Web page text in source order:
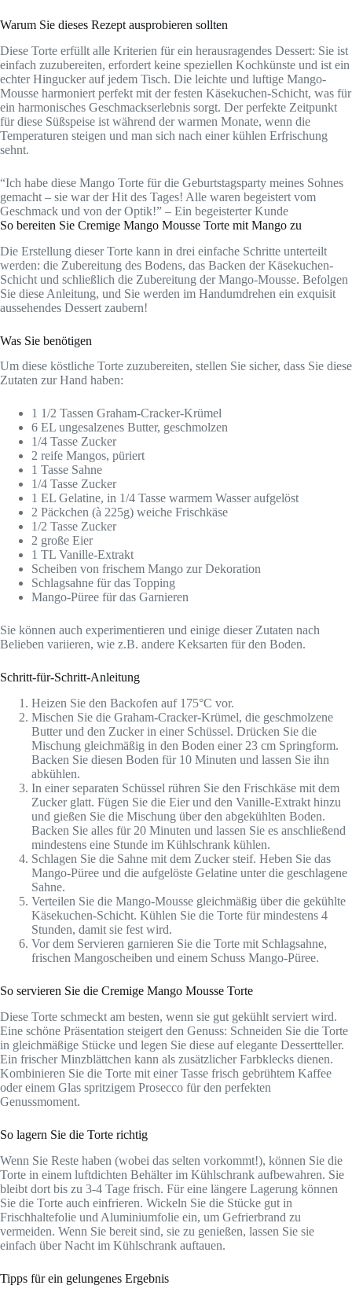
Warum Sie dieses Rezept ausprobieren sollten
Diese Torte erfüllt alle Kriterien für ein herausragendes Dessert: Sie ist
einfach zuzubereiten, erfordert keine speziellen Kochkünste und ist ein
echter Hingucker auf jedem Tisch. Die leichte und luftige Mango-
Mousse harmoniert perfekt mit der festen Käsekuchen-Schicht, was für
ein harmonisches Geschmackserlebnis sorgt. Der perfekte Zeitpunkt
für diese Süßspeise ist während der warmen Monate, wenn die
Temperaturen steigen und man sich nach einer kühlen Erfrischung
sehnt.
“Ich habe diese Mango Torte für die Geburtstagsparty meines Sohnes
gemacht – sie war der Hit des Tages! Alle waren begeistert vom
Geschmack und von der Optik!” – Ein begeisterter Kunde
So bereiten Sie Cremige Mango Mousse Torte mit Mango zu
Die Erstellung dieser Torte kann in drei einfache Schritte unterteilt
werden: die Zubereitung des Bodens, das Backen der Käsekuchen-
Schicht und schließlich die Zubereitung der Mango-Mousse. Befolgen
Sie diese Anleitung, und Sie werden im Handumdrehen ein exquisit
aussehendes Dessert zaubern!
Was Sie benötigen
Um diese köstliche Torte zuzubereiten, stellen Sie sicher, dass Sie diese
Zutaten zur Hand haben:
1 1/2 Tassen Graham-Cracker-Krümel
6 EL ungesalzenes Butter, geschmolzen
1/4 Tasse Zucker
2 reife Mangos, püriert
1 Tasse Sahne
1/4 Tasse Zucker
1 EL Gelatine, in 1/4 Tasse warmem Wasser aufgelöst
2 Päckchen (à 225g) weiche Frischkäse
1/2 Tasse Zucker
2 große Eier
1 TL Vanille-Extrakt
Scheiben von frischem Mango zur Dekoration
Schlagsahne für das Topping
Mango-Püree für das Garnieren
Sie können auch experimentieren und einige dieser Zutaten nach
Belieben variieren, wie z.B. andere Keksarten für den Boden.
Schritt-für-Schritt-Anleitung
Heizen Sie den Backofen auf 175°C vor.
Mischen Sie die Graham-Cracker-Krümel, die geschmolzene
Butter und den Zucker in einer Schüssel. Drücken Sie die
Mischung gleichmäßig in den Boden einer 23 cm Springform.
Backen Sie diesen Boden für 10 Minuten und lassen Sie ihn
abkühlen.
In einer separaten Schüssel rühren Sie den Frischkäse mit dem
Zucker glatt. Fügen Sie die Eier und den Vanille-Extrakt hinzu
und gießen Sie die Mischung über den abgekühlten Boden.
Backen Sie alles für 20 Minuten und lassen Sie es anschließend
mindestens eine Stunde im Kühlschrank kühlen.
Schlagen Sie die Sahne mit dem Zucker steif. Heben Sie das
Mango-Püree und die aufgelöste Gelatine unter die geschlagene
Sahne.
Verteilen Sie die Mango-Mousse gleichmäßig über die gekühlte
Käsekuchen-Schicht. Kühlen Sie die Torte für mindestens 4
Stunden, damit sie fest wird.
Vor dem Servieren garnieren Sie die Torte mit Schlagsahne,
frischen Mangoscheiben und einem Schuss Mango-Püree.
So servieren Sie die Cremige Mango Mousse Torte
Diese Torte schmeckt am besten, wenn sie gut gekühlt serviert wird.
Eine schöne Präsentation steigert den Genuss: Schneiden Sie die Torte
in gleichmäßige Stücke und legen Sie diese auf elegante Dessertteller.
Ein frischer Minzblättchen kann als zusätzlicher Farbklecks dienen.
Kombinieren Sie die Torte mit einer Tasse frisch gebrühtem Kaffee
oder einem Glas spritzigem Prosecco für den perfekten
Genussmoment.
So lagern Sie die Torte richtig
Wenn Sie Reste haben (wobei das selten vorkommt!), können Sie die
Torte in einem luftdichten Behälter im Kühlschrank aufbewahren. Sie
bleibt dort bis zu 3-4 Tage frisch. Für eine längere Lagerung können
Sie die Torte auch einfrieren. Wickeln Sie die Stücke gut in
Frischhaltefolie und Aluminiumfolie ein, um Gefrierbrand zu
vermeiden. Wenn Sie bereit sind, sie zu genießen, lassen Sie sie
einfach über Nacht im Kühlschrank auftauen.
Tipps für ein gelungenes Ergebnis